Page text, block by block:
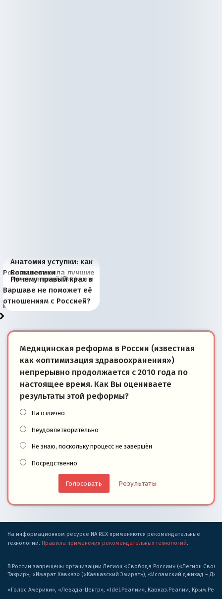
Анатомия уступки: как
Россия потеряла лучшие
рыбопромысловые
районы Баренцева
моря
Большевики
отличаются от «Яблока»
тем, что они -
победители
Киевская марионетка
Запада рассказала о
«переобувании» хозяев
В России назрели
перемены: 15 шагов к
суверенной экономике
Миграционный пожар
Европы
Россия начинает
сбрасывать балласт
Анкориджа
Россия зимой 1904
года: первые уступки во
внутренней политике
Русская нация вчера и
сегодня
Почему правый крах в
Варшаве не поможет её
отношениям с Россией?
Медицинская реформа в России (известная
как «оптимизация здравоохранения»)
непрерывно продолжается с 2010 года по
настоящее время. Как Вы оцениваете
результаты этой реформы?
На отлично
Неудовлетворительно
Не знаю, поскольку процесс не завершён
Посредственно
Результаты
На информационном ресурсе ИА REX применяются рекомендательные
технологии. Правила применения рекомендательных технологий.
В России запрещены организации Легион «Свобода России» («Легион
Тахрир», «Имарат Кавказ» («Кавказский Эмират»), «Исламский джихад –
«Голос Америки», «Левада-Центр», «Idel.Реалии», Кавказ.Реалии,